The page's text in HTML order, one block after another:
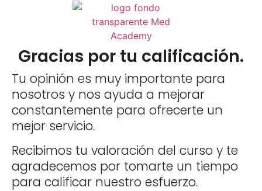
Gracias por tu calificación.
Tu opinión es muy importante para
nosotros y nos ayuda a mejorar
constantemente para ofrecerte un
mejor servicio.
Recibimos tu valoración del curso y te
agradecemos por tomarte un tiempo
para calificar nuestro esfuerzo.